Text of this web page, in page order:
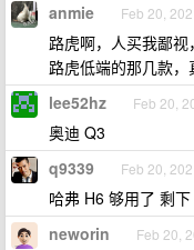
anmie Feb 20,
路虎啊，人买我鄙视
路虎低端的那几款，
lee52hz Feb 20,
奥迪 Q3
q9339 Feb 20,
哈弗 H6 够用了 剩
neworin Feb 20,